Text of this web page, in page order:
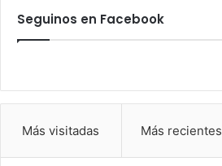
Seguinos en Facebook
Más visitadas Más recientes